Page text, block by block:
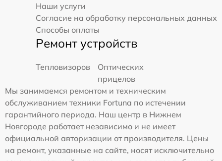
Наши услуги
Согласие на обработку персональных данных
Способы оплаты
Ремонт устройств
Тепловизоров
Оптических
прицелов
Мы занимаемся ремонтом и техническим
обслуживанием техники Fortuna по истечении
гарантийного периода. Наш центр в Нижнем
Новгороде работает независимо и не имеет
официальной авторизации от производителя. Цены
на ремонт, указанные на сайте, носят исключительно